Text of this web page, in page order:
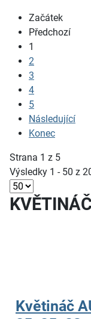
Začátek
Předchozí
1
2
3
4
5
Následující
Konec
Strana 1 z 5
Výsledky 1 - 50 z
Květináč